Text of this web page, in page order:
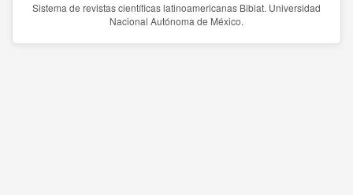
Sistema de revistas científicas latinoamericanas Biblat. Universidad
Nacional Autónoma de México.